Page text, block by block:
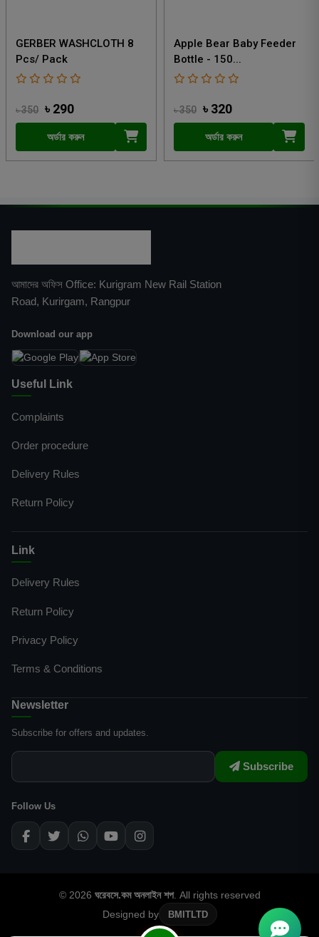
GERBER WASHCLOTH 8
Pcs/ Pack
৳ 350 ৳ 290
অর্ডার করুন
Apple Bear Baby Feeder
Bottle - 150...
৳ 350 ৳ 320
অর্ডার করুন
আমাদের অফিস Office: Kurigram New Rail Station
Road, Kurirgam, Rangpur
Download our app
Useful Link
Complaints
Order procedure
Delivery Rules
Return Policy
Link
Delivery Rules
Return Policy
Privacy Policy
Terms & Conditions
Newsletter
Subscribe for offers and updates.
Subscribe
Follow Us
© 2026 ঘরেবসে.কম অনলাইন শপ. All rights reserved
Designed by
BMITLTD